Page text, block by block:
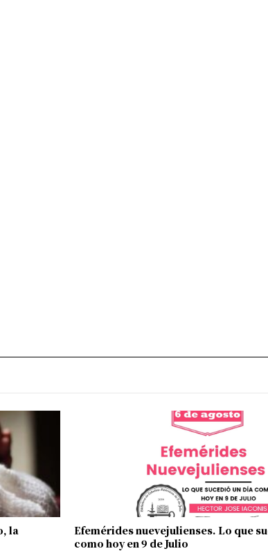
la
Efemérides nuevejulienses. Lo que
como hoy en 9 de Julio